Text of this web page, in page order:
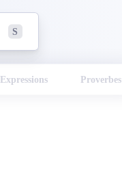
S
Expressions Proverbes